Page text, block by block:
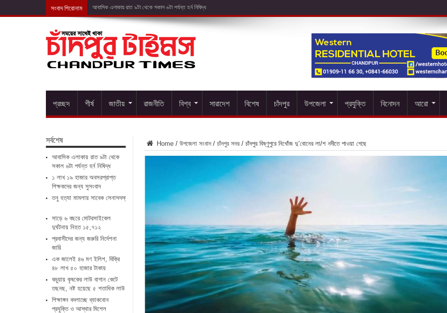
সংবাদ শিরোনাম ১ লাখ ১৯
প্রচ্ছদ শীর্ষ জাতীয় রাজনীতি বিশ্ব সারাদেশ বিশেষ চাঁদপুর উপজেলা প্রযুক্তি বিনোদন আরো
Home / উপজেলা সংবাদ / চাঁদপুর সদর / চাঁদপুর বিষ্ণুপুরে নিখোঁজ দু’বোনের লা/শ নদীতে পাওয়া গেছে
সর্বশেষ
আবাসিক এলাকায় রাত ৯টা থেকে
সকাল ৬টা পর্যন্ত হর্ন নিষিদ্ধ
১ লাখ ১৯ হাজার অবসরপ্রাপ্ত
শিক্ষকদের জন্য সুসংবাদ
তনু হত্যা মামলায় সাবেক সেনাসদস্য ফের গ্রেপ্তার
সাড়ে ৬ বছরে মোটরসাইকেল
দুর্ঘটনায় নিহত ১৫,৭১২
প্রবাসীদের জন্য জরুরি নির্দেশনা
জারি
এক জালেই ৪৬ মণ ইলিশ, বিক্রি
৪৮ লাখ ৫০ হাজার টাকায়
কচুয়ায় কৃষকের লাউ বাগান কেটে
তছনছ, নষ্ট হয়েছে ৫ শতাধিক লাউ
শিক্ষাঙ্গন বদলাচ্ছে ব্যাকবোন
প্রযুক্তি ও আস্থার মিশেল